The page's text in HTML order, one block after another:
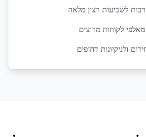
לשביעות רצון מלאה
לקוחות מרוצים
ולניקיונות דחופים